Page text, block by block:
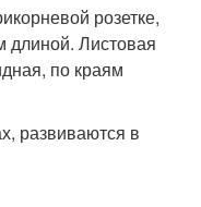
розетке,
длиной. Листовая
по краям
развиваются в